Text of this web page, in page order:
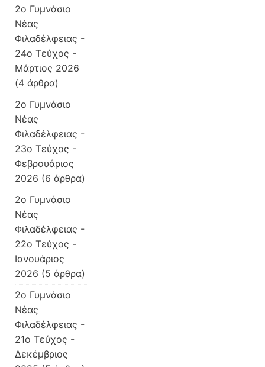
2o Γυμνάσιο
Νέας
Φιλαδέλφειας -
24ο Τεύχος -
Μάρτιος 2026
(4 άρθρα)
2o Γυμνάσιο
Νέας
Φιλαδέλφειας -
23ο Τεύχος -
Φεβρουάριος
2026 (6 άρθρα)
2o Γυμνάσιο
Νέας
Φιλαδέλφειας -
22ο Τεύχος -
Ιανουάριος
2026 (5 άρθρα)
2o Γυμνάσιο
Νέας
Φιλαδέλφειας -
21ο Τεύχος -
Δεκέμβριος